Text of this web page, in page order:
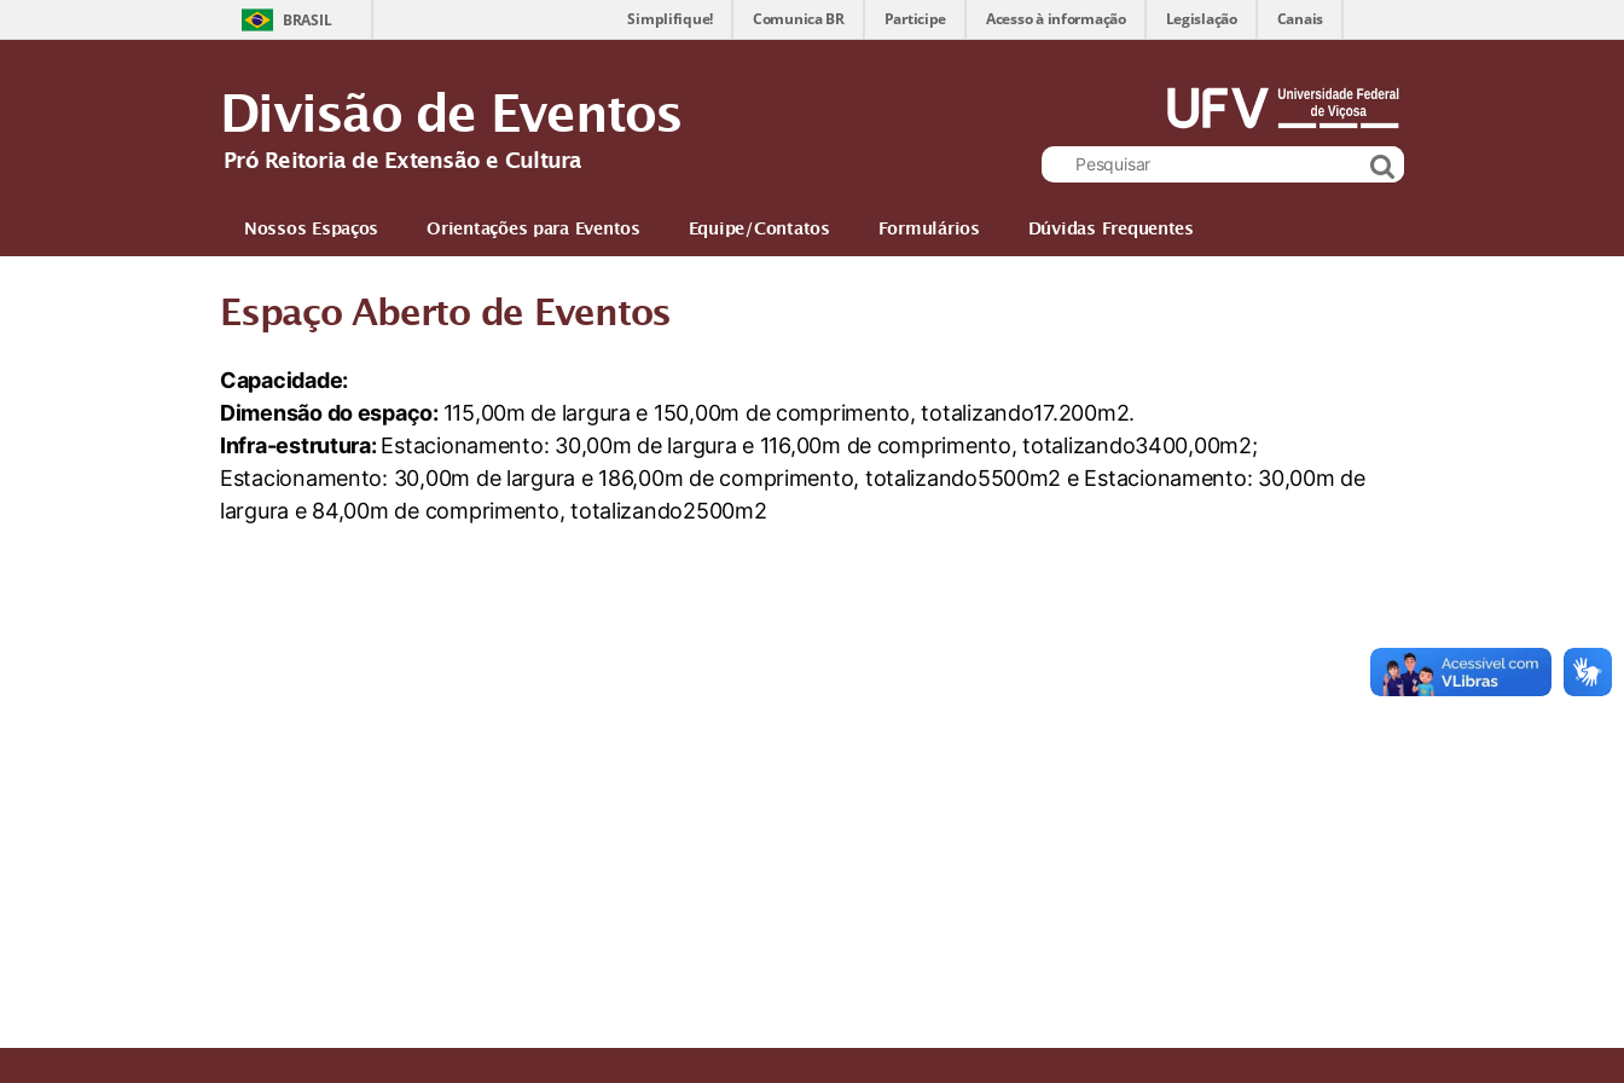
BRASIL Simplifique! Comunica BR Participe Acesso à informação Legislação Canais
Divisão de Eventos
Pró Reitoria de Extensão e Cultura
Nossos Espaços Orientações para Eventos Equipe/Contatos Formulários Dúvidas Frequentes
Espaço Aberto de Eventos
Capacidade:
Dimensão do espaço: 115,00m de largura e 150,00m de comprimento, totalizando17.200m2.
Infra-estrutura: Estacionamento: 30,00m de largura e 116,00m de comprimento, totalizando3400,00m2;
Estacionamento: 30,00m de largura e 186,00m de comprimento, totalizando5500m2 e Estacionamento: 30,00m de
largura e 84,00m de comprimento, totalizando2500m2